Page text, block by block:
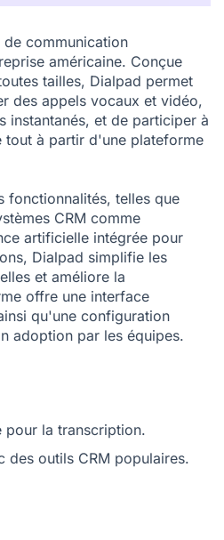
communication
américaine. Conçue
tailles, Dialpad permet
des appels vocaux et vidéo,
instantanés, et de participer à
tout à partir d'une plateforme
fonctionnalités, telles que
CRM comme
artificielle intégrée pour
Dialpad simplifie les
et améliore la
offre une interface
qu'une configuration
adoption par les équipes.
pour la transcription.
des outils CRM populaires.